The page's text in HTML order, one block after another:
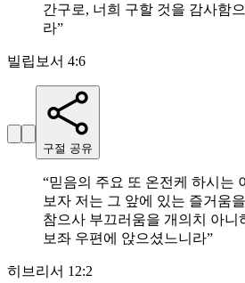
간구로, 너희 구할 것을 감사함
라”
빌립보서 4:6
구절 공유
“믿음의 주요 또 온전케 하시는
보자 저는 그 앞에 있는 즐거움
참으사 부끄러움을 개의치 아니
보좌 우편에 앉으셨느니라”
히브리서 12:2